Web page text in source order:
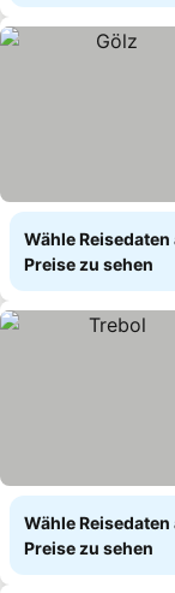
Wähle
Preise zu sehen
Wähle
Preise zu sehen